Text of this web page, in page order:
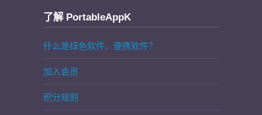
了解 PortableAppK
什么是绿色软件、便携软件？
加入会员
积分规则